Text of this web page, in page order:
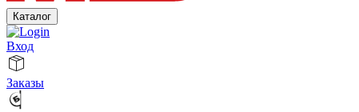
Каталог
Вход
Заказы